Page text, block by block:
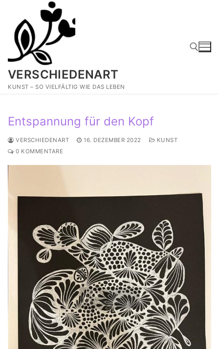
springen
VERSCHIEDENART
KUNST – SO VIELFÄLTIG WIE DAS LEBEN
Suchen nach:
Entspannung für den Kopf
VERSCHIEDENART 16. DEZEMBER 2022
KUNST
0 KOMMENTARE